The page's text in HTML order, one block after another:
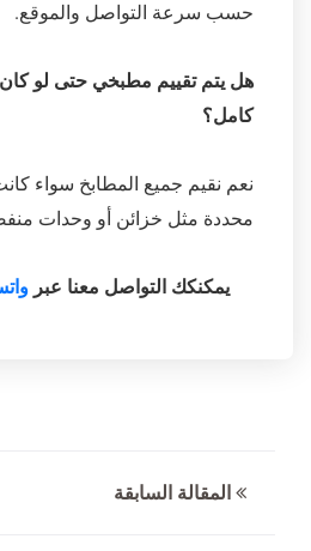
حسب سرعة التواصل والموقع.
هل يتم تقييم مطبخي حتى لو
كامل؟
نعم نقيم جميع المطابخ سواء
محددة مثل خزائن أو وحدات
يمكنكك التواصل معنا عبر
المقالة السابقة